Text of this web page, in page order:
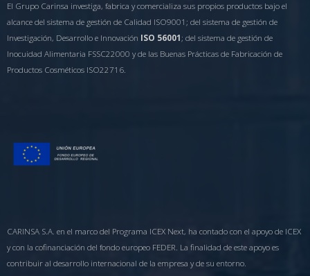
El Grupo Carinsa investiga, fabrica y comercializa sus propios productos bajo el
alcance del sistema de gestión de Calidad ISO9001; del sistema de gestión de
Investigación, Desarrollo e Innovación ISO 56001 ; del sistema de gestión de
Inocuidad Alimentaria FSSC22000 y de las Buenas Prácticas de Fabricación de
Productos Cosméticos ISO22716.
CARINSA S.A. en el marco del Programa ICEX Next, ha contado con el apoyo de ICEX
y con la cofinanciación del fondo europeo FEDER. La finalidad de este apoyo es
contribuir al desarrollo internacional de la empresa y de su entorno.